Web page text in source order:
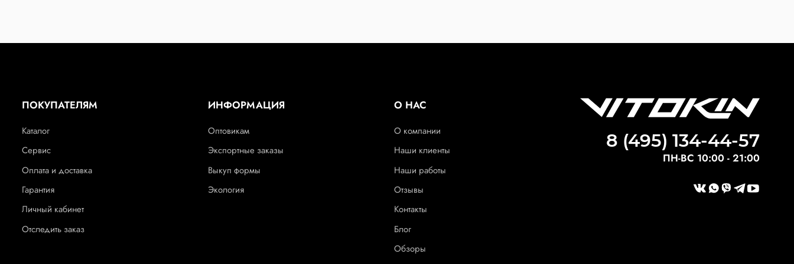
ПОКУПАТЕЛЯМ
Каталог
Сервис
Оплата и доставка
Гарантия
Личный кабинет
Отследить заказ
ИНФОРМАЦИЯ
Оптовикам
Экспортные заказы
Выкуп формы
Экология
О НАС
О компании
Наши клиенты
Наши работы
Отзывы
Контакты
Блог
Обзоры
8 (495) 134-44-57
ПН-ВС 10:00 - 21:00